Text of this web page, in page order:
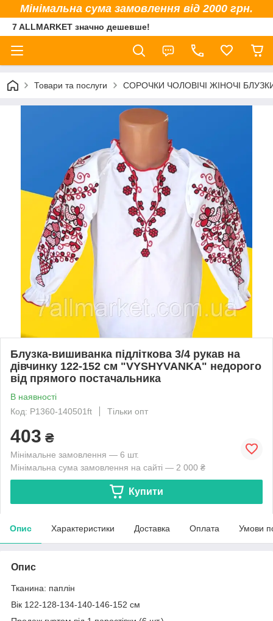
Мінімальна сума замовлення від 2000 грн.
7 ALLMARKET значно дешевше!
Товари та послуги СОРОЧКИ ЧОЛОВІЧІ ЖІНОЧІ
Блузка-вишиванка підліткова 3/4 рукав на
дівчинку 122-152 см "VYSHYVANKA" недорого
від прямого постачальника
В наявності
Код: P1360-140501ft
Тільки опт
403 ₴
Мінімальне замовлення — 6 шт.
Мінімальна сума замовлення на сайті — 2 000 ₴
Купити
Опис Характеристики Доставка Оплата Умови
Опис
Тканина: паплін
Вік 122-128-134-140-146-152 см